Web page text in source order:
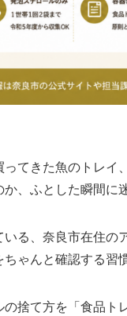
てきた魚のトレイ
、ふとした瞬間に
る、奈良市在住
ゃんと確認する習
捨て方を「食品